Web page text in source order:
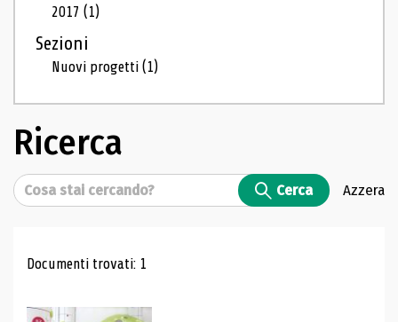
2017(1)
Sezioni
Nuovi progetti(1)
Ricerca
Cerca Cerca Azzera
Risultati di ricerca
Documenti trovati: 1